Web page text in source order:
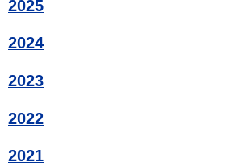
2025
2024
2023
2022
2021